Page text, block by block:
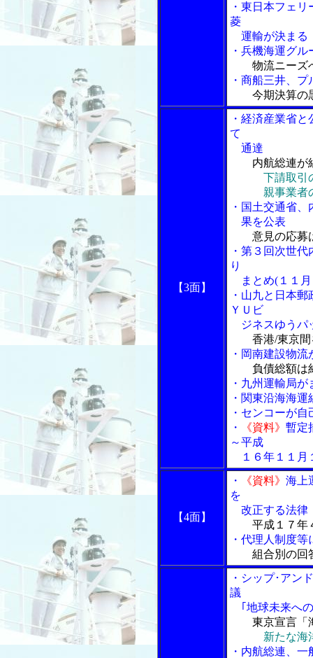
・東日本フェ
菱
運輸が決まる
・兵機海運グ
物流ニーズ
・商船三井、
今期決算の
【3面】
・経済産業省
て
通達
内航総連が
下請取引
親事業者の
・国土交通省
果を公表
意見の応募
・第３回次世
り
まとめ(１１月
・山九と日本
ＹＵビ
ジネスゆうパ
香港/東京
・岡南建設物
負債総額は
・九州運輸局
・関東沿海海
・センコーが
・
《資料》 暫定
～平成
１６年１１月
【4面】
・ 《資料》 海上
を
改正する法律
平成１７年
・代理人制度
組合別の回
・シップ･アン
議
｢地球未来へ
東京宣言「
新たな海
・内航総連、